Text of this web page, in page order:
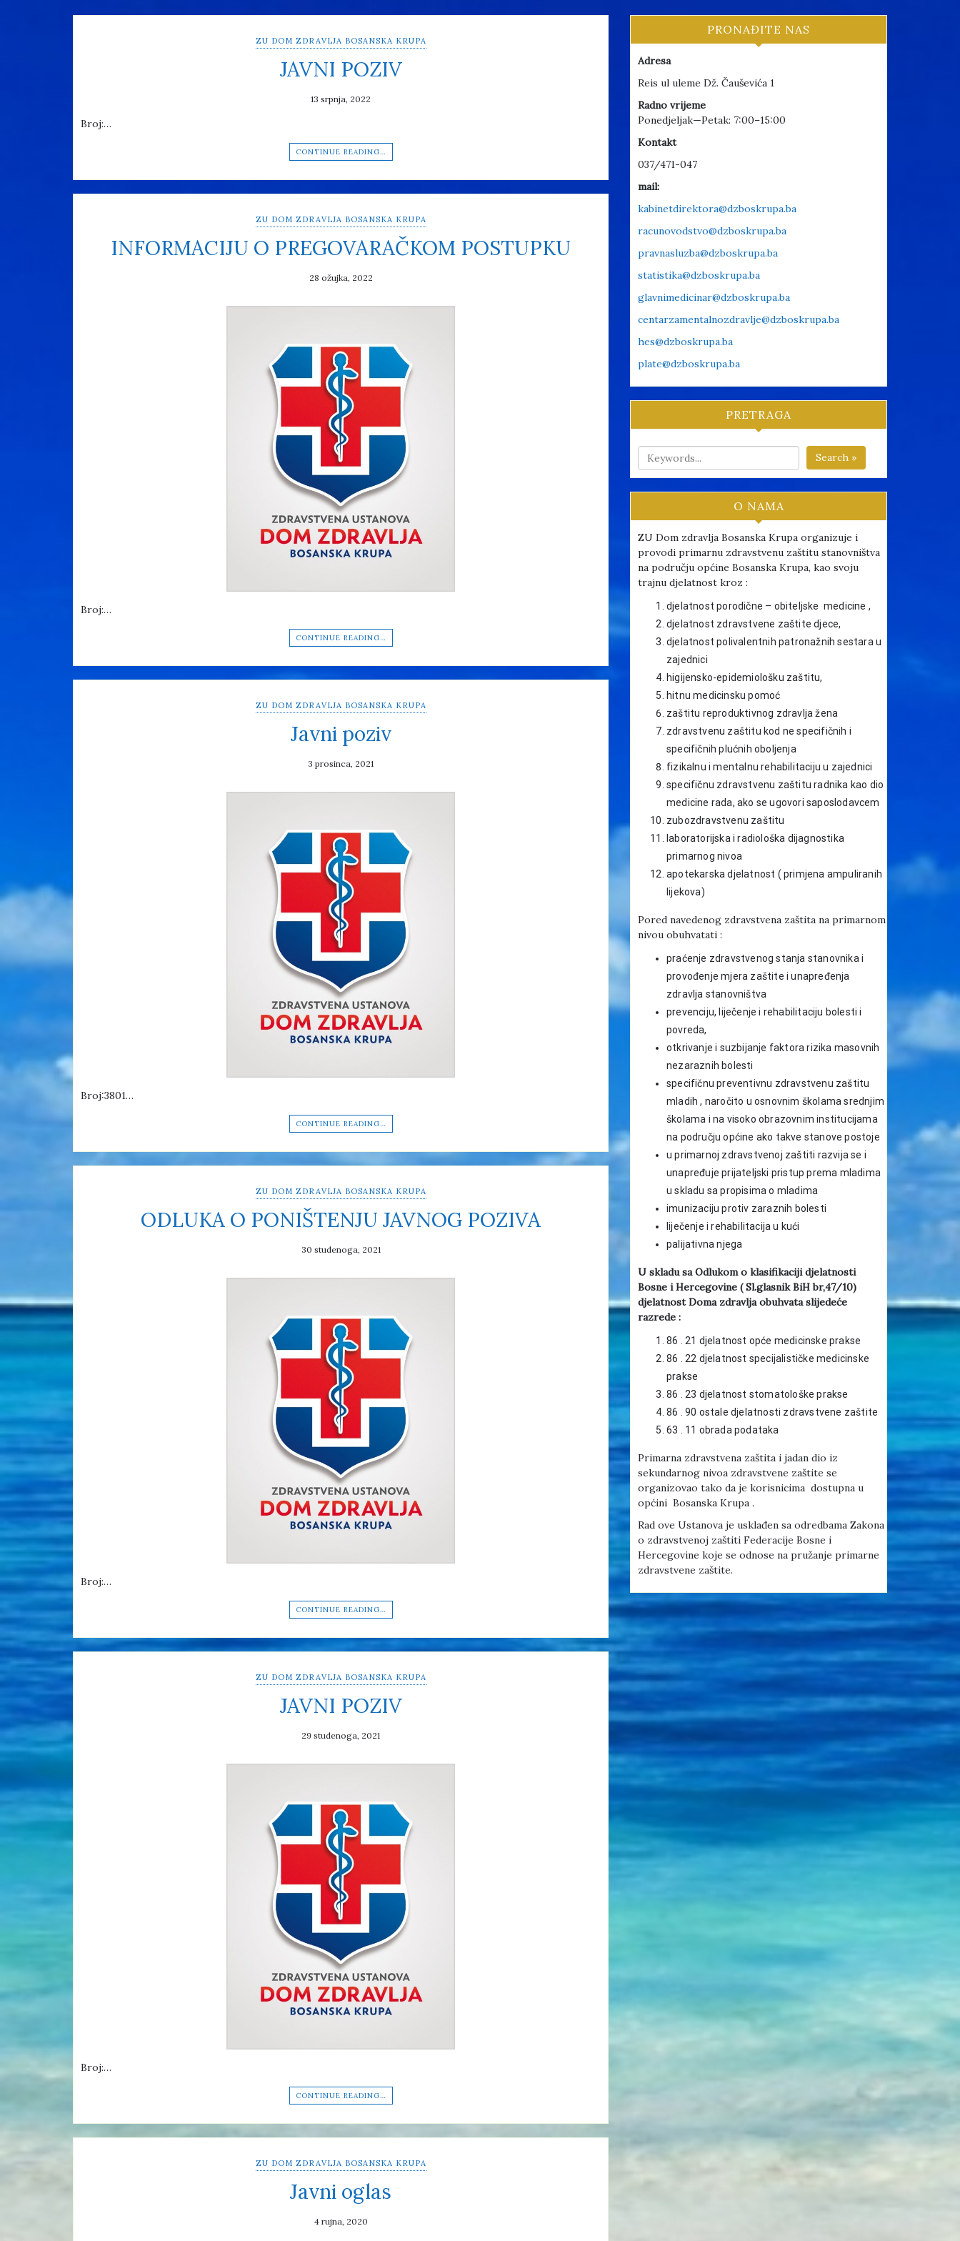
ZU DOM ZDRAVLJA BOSANSKA KRUPA
JAVNI POZIV
13 srpnja, 2022
Broj:…
CONTINUE READING…
ZU DOM ZDRAVLJA BOSANSKA KRUPA
INFORMACIJU O PREGOVARAČKOM POSTUPKU
28 ožujka, 2022
Broj:…
CONTINUE READING…
ZU DOM ZDRAVLJA BOSANSKA KRUPA
Javni poziv
3 prosinca, 2021
Broj:3801…
CONTINUE READING…
ZU DOM ZDRAVLJA BOSANSKA KRUPA
ODLUKA O PONIŠTENJU JAVNOG POZIVA
30 studenoga, 2021
Broj:…
CONTINUE READING…
ZU DOM ZDRAVLJA BOSANSKA KRUPA
JAVNI POZIV
29 studenoga, 2021
Broj:…
CONTINUE READING…
ZU DOM ZDRAVLJA BOSANSKA KRUPA
Javni oglas
4 rujna, 2020
PRONAĐITE NAS
Adresa
Reis ul uleme Dž. Čauševića 1
Radno vrijeme
Ponedjeljak—Petak: 7:00–15:00
Kontakt
037/471-047
mail:
kabinetdirektora@dzboskrupa.ba
racunovodstvo@dzboskrupa.ba
pravnasluzba@dzboskrupa.ba
statistika@dzboskrupa.ba
glavnimedicinar@dzboskrupa.ba
centarzamentalnozdravlje@dzboskrupa.ba
hes@dzboskrupa.ba
plate@dzboskrupa.ba
PRETRAGA
Search »
O NAMA
ZU Dom zdravlja Bosanska Krupa organizuje i
provodi primarnu zdravstvenu zaštitu stanovništva
na području općine Bosanska Krupa, kao svoju
trajnu djelatnost kroz :
djelatnost porodične – obiteljske medicine ,
djelatnost zdravstvene zaštite djece,
djelatnost polivalentnih patronažnih sestara u
zajednici
higijensko-epidemiološku zaštitu,
hitnu medicinsku pomoć
zaštitu reproduktivnog zdravlja žena
zdravstvenu zaštitu kod ne specifičnih i
specifičnih plućnih oboljenja
fizikalnu i mentalnu rehabilitaciju u zajednici
specifičnu zdravstvenu zaštitu radnika kao dio
medicine rada, ako se ugovori saposlodavcem
zubozdravstvenu zaštitu
laboratorijska i radiološka dijagnostika
primarnog nivoa
apotekarska djelatnost ( primjena ampuliranih
lijekova)
Pored navedenog zdravstvena zaštita na primarnom
nivou obuhvatati :
praćenje zdravstvenog stanja stanovnika i
provođenje mjera zaštite i unapređenja
zdravlja stanovništva
prevenciju, liječenje i rehabilitaciju bolesti i
povreda,
otkrivanje i suzbijanje faktora rizika masovnih
nezaraznih bolesti
specifičnu preventivnu zdravstvenu zaštitu
mladih , naročito u osnovnim školama srednjim
školama i na visoko obrazovnim institucijama
na području općine ako takve stanove postoje
u primarnoj zdravstvenoj zaštiti razvija se i
unapređuje prijateljski pristup prema mladima
u skladu sa propisima o mladima
imunizaciju protiv zaraznih bolesti
liječenje i rehabilitacija u kući
palijativna njega
U skladu sa Odlukom o klasifikaciji djelatnosti
Bosne i Hercegovine ( Sl.glasnik BiH br,47/10)
djelatnost Doma zdravlja obuhvata slijedeće
razrede :
86 . 21 djelatnost opće medicinske prakse
86 . 22 djelatnost specijalističke medicinske
prakse
86 . 23 djelatnost stomatološke prakse
86 . 90 ostale djelatnosti zdravstvene zaštite
63 . 11 obrada podataka
Primarna zdravstvena zaštita i jadan dio iz
sekundarnog nivoa zdravstvene zaštite se
organizovao tako da je korisnicima dostupna u
općini Bosanska Krupa .
Rad ove Ustanova je usklađen sa odredbama Zakona
o zdravstvenoj zaštiti Federacije Bosne i
Hercegovine koje se odnose na pružanje primarne
zdravstvene zaštite.